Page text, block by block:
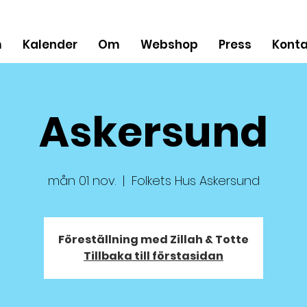
Kalender Om Webshop Press
Askersund
mån 01 nov.
  |
Folkets Hus Askersund
Föreställning med Zillah & Totte
Tillbaka till förstasidan